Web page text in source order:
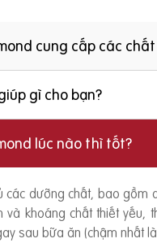
cung cấp các
gì cho bạn?
lúc nào thì tốt?
dưỡng chất, bao gồm
và khoáng chất thiết yếu,
sau bữa ăn (chậm nhất